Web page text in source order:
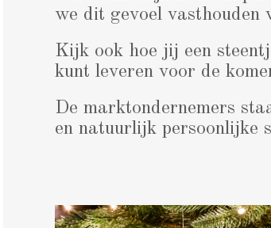
we dit gevoel vasthouden
Kijk ook hoe jij een
kunt leveren voor de
De marktondernemers
en natuurlijk persoonlijke